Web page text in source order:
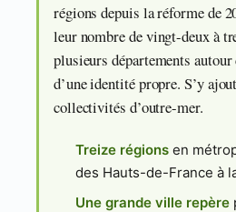
régions depuis la réforme de
leur nombre de vingt-deux à
plusieurs départements
d’une identité propre. S’y
collectivités d’outre-mer.
Treize régions en
des Hauts-de-France à
Une grande ville repère